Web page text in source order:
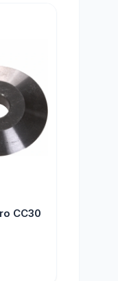
CC30